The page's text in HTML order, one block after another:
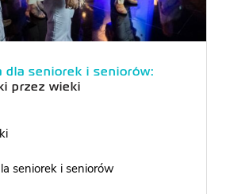
dla seniorek i seniorów:
przez wieki
seniorek i seniorów